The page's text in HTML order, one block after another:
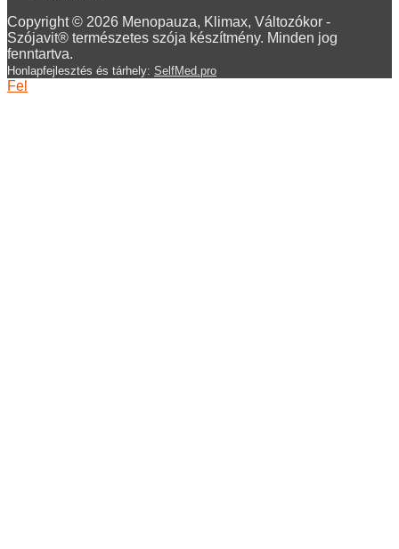
Copyright © 2026 Menopauza, Klimax, Változókor -
Szójavit® természetes szója készítmény. Minden jog
fenntartva.
Honlapfejlesztés és tárhely: SelfMed.pro
Fel